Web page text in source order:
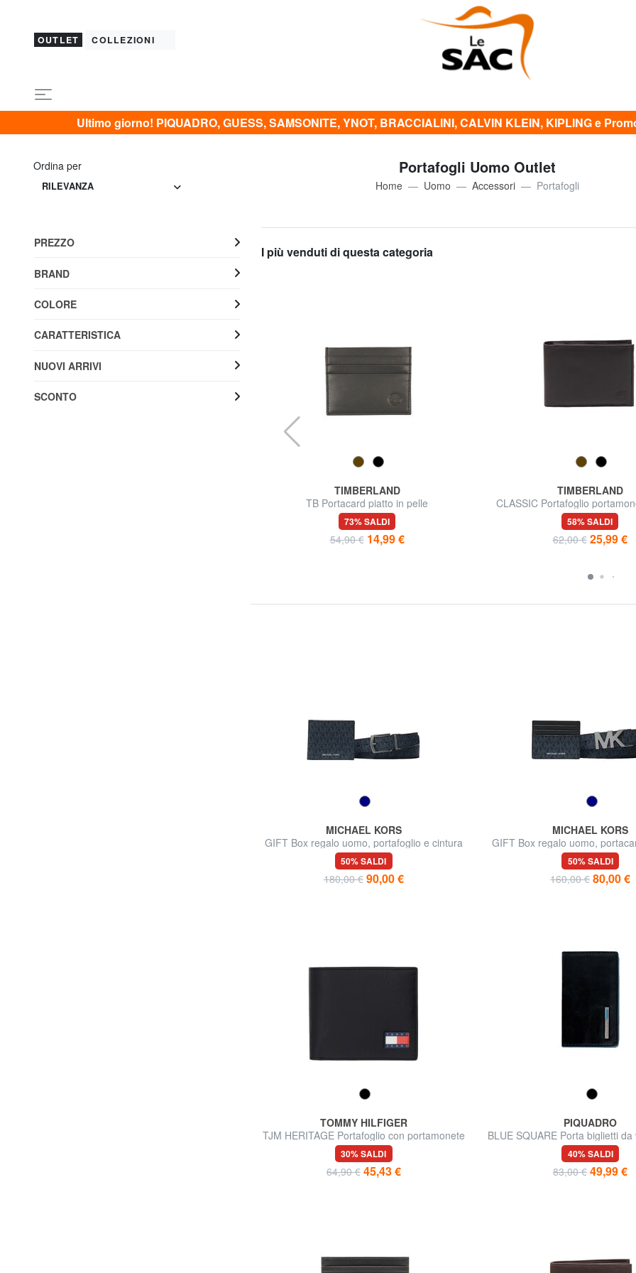
OUTLET COLLEZIONI
Ultimo giorno! PIQUADRO, GUESS, SAMSONITE, YNOT, BRACCIALINI, CALVIN KLEIN, KIPLING e
Ordina per
RILEVANZA
Portafogli Uomo Outlet
Home Uomo Accessori Portafogli
I più venduti di questa categoria
TIMBERLAND
TB Portacard piatto in pelle
73% SALDI
54,90 € 14,99 €
TIMBERLAND
CLASSIC Portafoglio
58% SALDI
62,00 € 25,99 €
MICHAEL KORS
GIFT Box regalo uomo, portafoglio e cintura
50% SALDI
180,00 € 90,00 €
MICHAEL KORS
GIFT Box regalo uomo,
50% SALDI
160,00 € 80,00 €
TOMMY HILFIGER
TJM HERITAGE Portafoglio con portamonete
30% SALDI
64,90 € 45,43 €
PIQUADRO
BLUE SQUARE Porta biglietti
40% SALDI
83,00 € 49,99 €
PREZZO
BRAND
COLORE
CARATTERISTICA
NUOVI ARRIVI
SCONTO